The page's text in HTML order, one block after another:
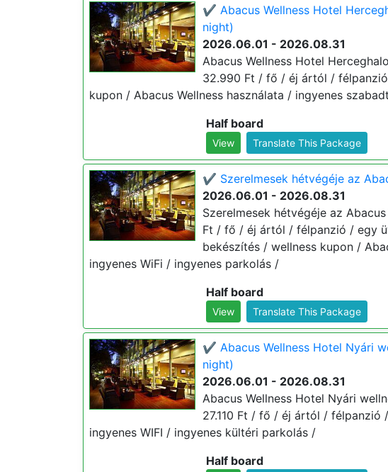
✔️ Abacus Wellness Hotel
night)
2026.06.01 - 2026.08.31
Abacus Wellness Hotel
32.990 Ft / fő / éj ártól /
kupon / Abacus Wellness használata / ingyenes
Half board
View Translate This Package
✔️ Szerelmesek hétvégéje az
2026.06.01 - 2026.08.31
Szerelmesek hétvégéje az
Ft / fő / éj ártól / félpanzió / egy
bekészítés / wellness kupon /
ingyenes WiFi / ingyenes parkolás /
Half board
View Translate This Package
✔️ Abacus Wellness Hotel Nyári
night)
2026.06.01 - 2026.08.31
Abacus Wellness Hotel Nyári
27.110 Ft / fő / éj ártól / félpanzió
ingyenes WIFI / ingyenes kültéri parkolás /
Half board